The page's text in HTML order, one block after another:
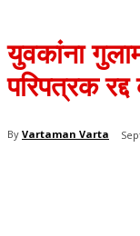
युवकांना
परिपत्रक रद्द
By Vartaman Varta